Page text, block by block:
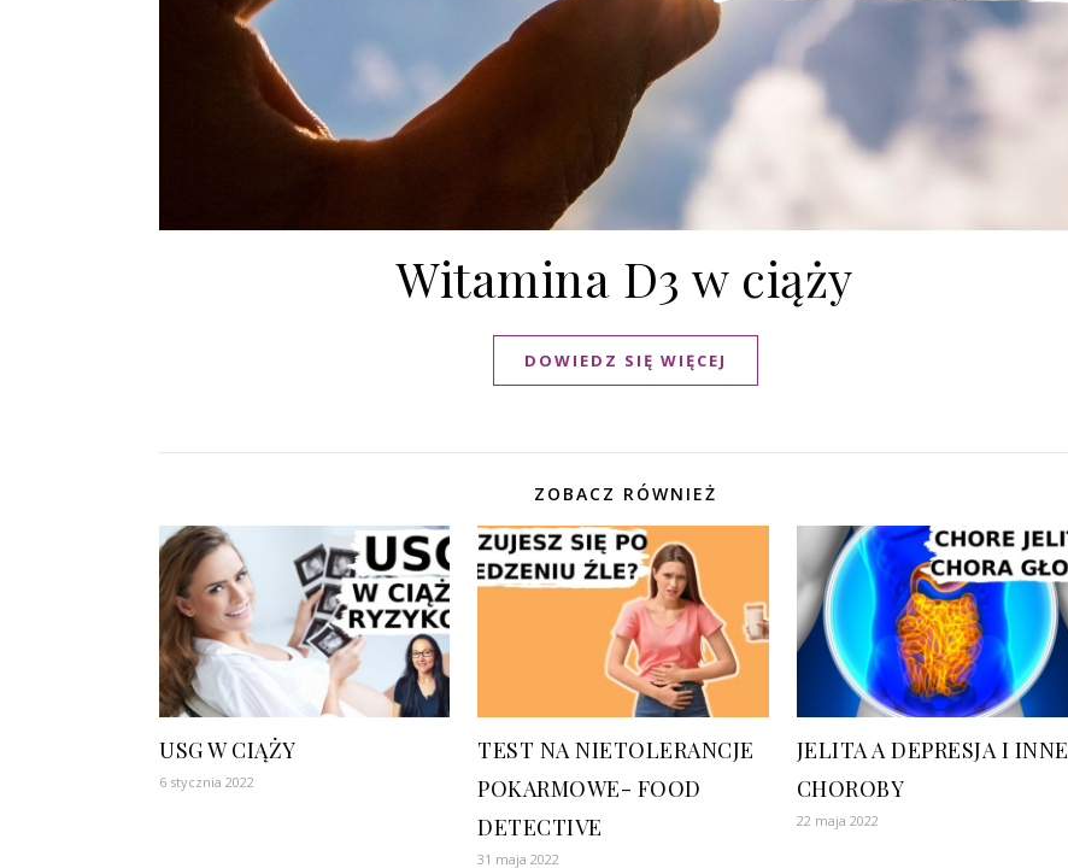
Witamina D3 w ciąży
DOWIEDZ SIĘ WIĘCEJ
ZOBACZ RÓWNIEŻ
USG W CIĄŻY
6 stycznia 2022
TEST NA NIETOLERANCJE
POKARMOWE- FOOD
DETECTIVE
31 maja 2022
JELITA A DEPRESJA I INNE
CHOROBY
22 maja 2022